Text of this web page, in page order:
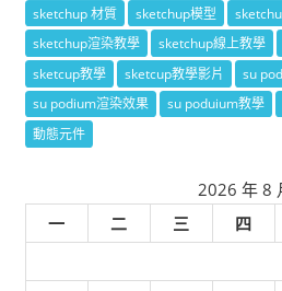
sketchup 材質
sketchup模型
sketchup渲染教學
sketchup線上教學
sketcup教學
sketcup教學影片
su
su podium渲染效果
su poduium教學
動態元件
2026 年 8
一
二 三 四